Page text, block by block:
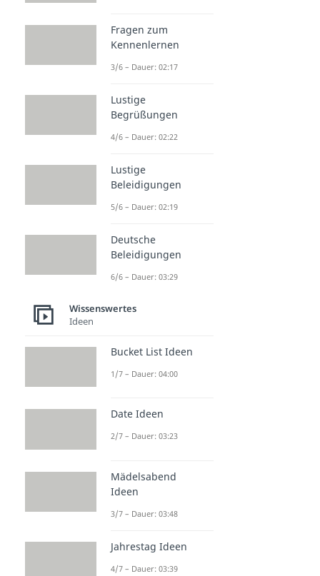
Fragen zum
Kennenlernen
3/6 – Dauer: 02:17
Lustige
Begrüßungen
4/6 – Dauer: 02:22
Lustige
Beleidigungen
5/6 – Dauer: 02:19
Deutsche
Beleidigungen
6/6 – Dauer: 03:29
Wissenswertes
Ideen
Bucket List Ideen
1/7 – Dauer: 04:00
Date Ideen
2/7 – Dauer: 03:23
Mädelsabend
Ideen
3/7 – Dauer: 03:48
Jahrestag Ideen
4/7 – Dauer: 03:39